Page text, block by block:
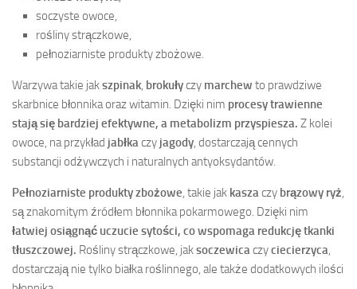
soczyste owoce,
rośliny strączkowe,
pełnoziarniste produkty zbożowe.
Warzywa takie jakszpinak, brokułyczy marchew to prawdziwe
skarbnice błonnika oraz witamin. Dzięki nim procesy trawienne
stają się bardziej efektywne, a metabolizm przyspiesza. Z kolei
owoce, na przykład jabłkaczy jagody, dostarczają cennych
substancji odżywczych i naturalnych antyoksydantów.
Pełnoziarniste produkty zbożowe, takie jak kaszaczy brązowy ryż,
są znakomitym źródłem błonnika pokarmowego. Dzięki nim
łatwiej osiągnąć uczucie sytości, co wspomaga redukcję tkanki
tłuszczowej. Rośliny strączkowe, jaksoczewicaczyciecierzyca,
dostarczają nie tylko białka roślinnego, ale także dodatkowych ilości